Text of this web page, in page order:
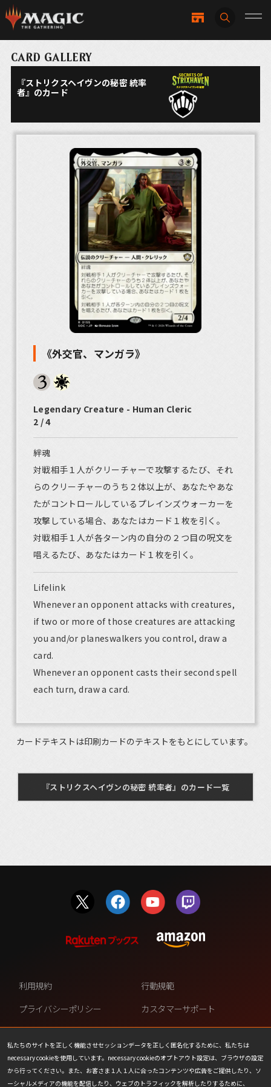
CARD GALLERY
『ストリクスヘイヴンの秘密 統率
者』のカード
《外交官、マンガラ》
Legendary Creature - Human Cleric
2 / 4
絆魂
対戦相手１人がクリーチャーで攻撃するたび、それ
らのクリーチャーのうち２体以上が、あなたやあな
たがコントロールしているプレインズウォーカーを
攻撃している場合、あなたはカード１枚を引く。
対戦相手１人が各ターン内の自分の２つ目の呪文を
唱えるたび、あなたはカード１枚を引く。
Lifelink
Whenever an opponent attacks with creatures,
if two or more of those creatures are attacking
you and/or planeswalkers you control, draw a
card.
Whenever an opponent casts their second spell
each turn, draw a card.
カードテキストは印刷カードのテキストをもとにしています。
『ストリクスヘイヴンの秘密 統率者』のカード一覧
私たちのサイトを正しく機能させセッションデータを正しく匿名化するために、私たちは
necessary cookieを使用しています。necessary cookieのオプトアウト設定は、ブラウザの設定
から行ってください。また、お客さま１人１人に合ったコンテンツや広告をご提供したり、ソ
ーシャルメディアの機能を配信したり、ウェブのトラフィックを解析したりするために、
利用規約
行動規範
プライバシーポリシー
カスタマーサポート
ファンコンテンツ・ポリシー
個人情報の販売や共有を許可し
ない
COOKIE
プレスリリース